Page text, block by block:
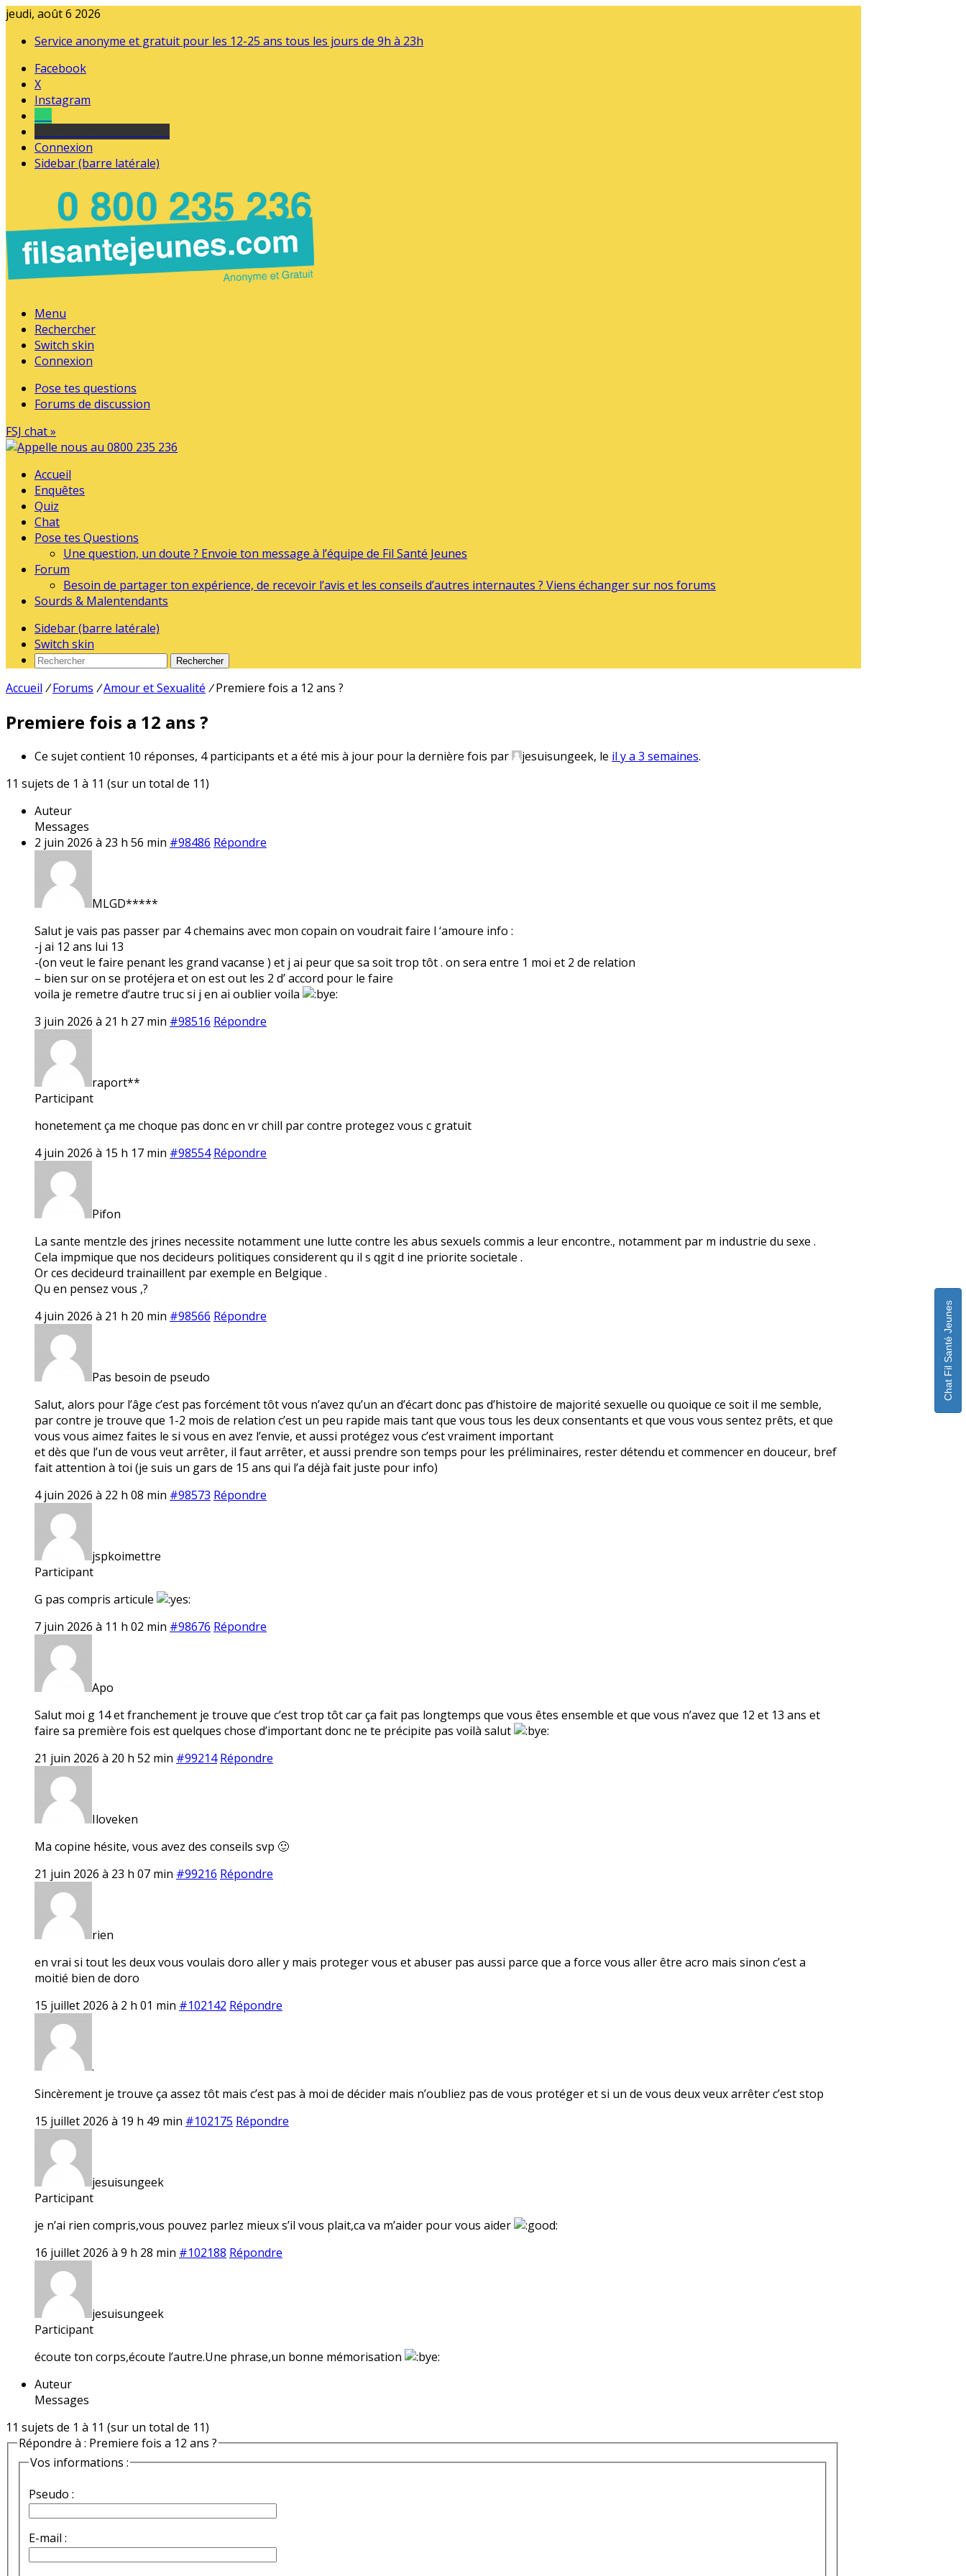
jeudi, août 6 2026
Service anonyme et gratuit pour les 12-25 ans tous les jours de 9h à 23h
Facebook
X
Instagram
Connexion
Sidebar (barre latérale)
Menu
Rechercher
Switch skin
Connexion
Pose tes questions
Forums de discussion
FSJ chat »
Accueil
Enquêtes
Quiz
Chat
Pose tes Questions
Une question, un doute ? Envoie ton message à l’équipe de Fil Santé Jeunes
Forum
Besoin de partager ton expérience, de recevoir l’avis et les conseils d’autres internautes ? Viens échanger sur nos forums
Sourds & Malentendants
Sidebar (barre latérale)
Switch skin
Rechercher
Accueil / Forums /Amour et Sexualité / Premiere fois a 12 ans ?
Premiere fois a 12 ans ?
Ce sujet contient 10 réponses, 4 participants et a été mis à jour pour la dernière fois par jesuisungeek, le il y a 3 semaines.
11 sujets de 1 à 11 (sur un total de 11)
Auteur
Messages
2 juin 2026 à 23 h 56 min #98486 Répondre
MLGD*****
Salut je vais pas passer par 4 chemains avec mon copain on voudrait faire l ‘amoure info :
-j ai 12 ans lui 13
-(on veut le faire penant les grand vacanse ) et j ai peur que sa soit trop tôt . on sera entre 1 moi et 2 de relation
– bien sur on se protéjera et on est out les 2 d’ accord pour le faire
voila je remetre d’autre truc si j en ai oublier voila
3 juin 2026 à 21 h 27 min #98516 Répondre
raport**
Participant
honetement ça me choque pas donc en vr chill par contre protegez vous c gratuit
4 juin 2026 à 15 h 17 min #98554 Répondre
Pifon
La sante mentzle des jrines necessite notamment une lutte contre les abus sexuels commis a leur encontre., notamment par m industrie du sexe .
Cela impmique que nos decideurs politiques considerent qu il s qgit d ine priorite societale .
Or ces decideurd trainaillent par exemple en Belgique .
Qu en pensez vous ,?
4 juin 2026 à 21 h 20 min #98566 Répondre
Pas besoin de pseudo
Salut, alors pour l’âge c’est pas forcément tôt vous n’avez qu’un an d’écart donc pas d’histoire de majorité sexuelle ou quoique ce soit il me semble,
par contre je trouve que 1-2 mois de relation c’est un peu rapide mais tant que vous tous les deux consentants et que vous vous sentez prêts, et que
vous vous aimez faites le si vous en avez l’envie, et aussi protégez vous c’est vraiment important
et dès que l’un de vous veut arrêter, il faut arrêter, et aussi prendre son temps pour les préliminaires, rester détendu et commencer en douceur, bref
fait attention à toi (je suis un gars de 15 ans qui l’a déjà fait juste pour info)
4 juin 2026 à 22 h 08 min #98573 Répondre
jspkoimettre
Participant
G pas compris articule
7 juin 2026 à 11 h 02 min #98676 Répondre
Apo
Salut moi g 14 et franchement je trouve que c’est trop tôt car ça fait pas longtemps que vous êtes ensemble et que vous n’avez que 12 et 13 ans et
faire sa première fois est quelques chose d’important donc ne te précipite pas voilà salut
21 juin 2026 à 20 h 52 min #99214 Répondre
Iloveken
Ma copine hésite, vous avez des conseils svp 🙂
21 juin 2026 à 23 h 07 min #99216 Répondre
rien
en vrai si tout les deux vous voulais doro aller y mais proteger vous et abuser pas aussi parce que a force vous aller être acro mais sinon c’est a
moitié bien de doro
15 juillet 2026 à 2 h 01 min #102142 Répondre
.
Sincèrement je trouve ça assez tôt mais c’est pas à moi de décider mais n’oubliez pas de vous protéger et si un de vous deux veux arrêter c’est stop
15 juillet 2026 à 19 h 49 min #102175 Répondre
jesuisungeek
Participant
je n’ai rien compris,vous pouvez parlez mieux s’il vous plait,ca va m’aider pour vous aider
16 juillet 2026 à 9 h 28 min #102188 Répondre
jesuisungeek
Participant
écoute ton corps,écoute l’autre.Une phrase,un bonne mémorisation
Auteur
Messages
11 sujets de 1 à 11 (sur un total de 11)
Répondre à : Premiere fois a 12 ans ?
Vos informations :
Pseudo :
E-mail :
Chat Fil Santé Jeunes